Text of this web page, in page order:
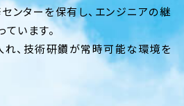
ンターを保有し、エンジニアの継
います。
れ、技術研鑽が常時可能な環境を